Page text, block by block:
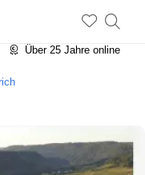
Pfalz
Über 25 Jahre online